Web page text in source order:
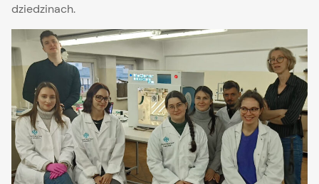
dziedzinach.